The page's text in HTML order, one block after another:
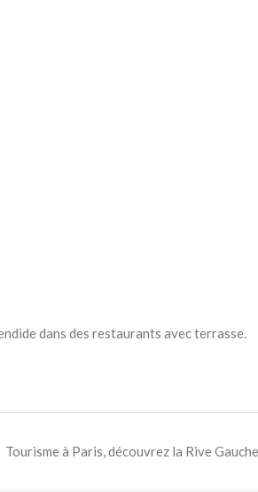
dans des restaurants avec terrasse.
Tourisme à Paris, découvrez la Rive